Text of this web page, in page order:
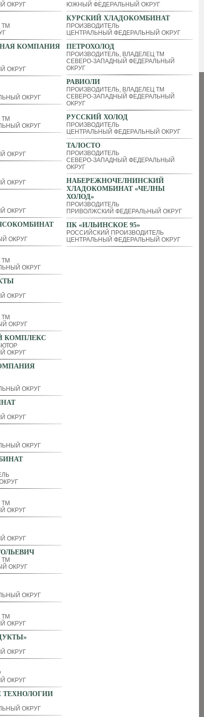
ОКРУГ
КОМПАНИЯ
ОКРУГ
ОКРУГ
ОКРУГ
ОКРУГ
ОКРУГ
ОКРУГ
ОКРУГ
ОКРУГ
ОКРУГ
ОКРУГ
КОМПЛЕКС
ОКРУГ
ОКРУГ
ОКРУГ
ОКРУГ
ОКРУГ
ОКРУГ
ОКРУГ
ОКРУГ
ОКРУГ
ОКРУГ
ОКРУГ
ТЕХНОЛОГИИ
ОКРУГ
ЮЖНЫЙ ФЕДЕРАЛЬНЫЙ ОКРУГ
КУРСКИЙ ХЛАДОКОМБИНАТ
ПРОИЗВОДИТЕЛЬ
ЦЕНТРАЛЬНЫЙ ФЕДЕРАЛЬНЫЙ ОКРУГ
ПЕТРОХОЛОД
ПРОИЗВОДИТЕЛЬ, ВЛАДЕЛЕЦ ТМ
СЕВЕРО-ЗАПАДНЫЙ ФЕДЕРАЛЬНЫЙ
ОКРУГ
РАВИОЛИ
ПРОИЗВОДИТЕЛЬ, ВЛАДЕЛЕЦ ТМ
СЕВЕРО-ЗАПАДНЫЙ ФЕДЕРАЛЬНЫЙ
ОКРУГ
РУССКИЙ ХОЛОД
ПРОИЗВОДИТЕЛЬ
ЦЕНТРАЛЬНЫЙ ФЕДЕРАЛЬНЫЙ ОКРУГ
ТАЛОСТО
ПРОИЗВОДИТЕЛЬ
СЕВЕРО-ЗАПАДНЫЙ ФЕДЕРАЛЬНЫЙ
ОКРУГ
НАБЕРЕЖНОЧЕЛНИНСКИЙ
ХЛАДОКОМБИНАТ «ЧЕЛНЫ
ХОЛОД»
ПРОИЗВОДИТЕЛЬ
ПРИВОЛЖСКИЙ ФЕДЕРАЛЬНЫЙ ОКРУГ
ПК «ИЛЬИНСКОЕ 95»
РОССИЙСКИЙ ПРОИЗВОДИТЕЛЬ
ЦЕНТРАЛЬНЫЙ ФЕДЕРАЛЬНЫЙ ОКРУГ